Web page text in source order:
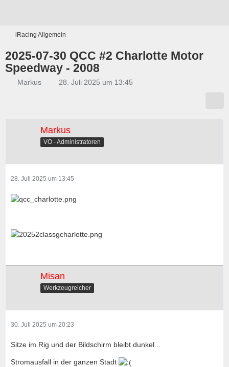
iRacing Allgemein
2025-07-30 QCC #2 Charlotte Motor
Speedway - 2008
Markus 28. Juli 2025 um 13:45
Markus
VO - Administratoren
28. Juli 2025 um 13:45
Misan
Werkzeugreicher
30. Juli 2025 um 20:23
Sitze im Rig und der Bildschirm bleibt dunkel...
Stromausfall in der ganzen Stadt